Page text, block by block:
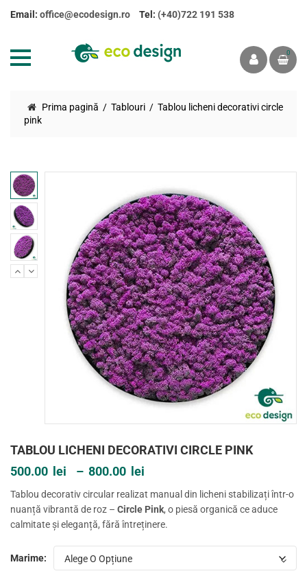
Email: office@ecodesign.ro Tel: (+40)722 191 538
0
Prima pagină Tablouri
Tablou licheni decorativi circle
pink
TABLOU LICHENI DECORATIVI CIRCLE PINK
500.00 lei – 800.00 lei
de
prețuri:
500.00lei
la
800.00lei
Tablou decorativ circular realizat manual din licheni stabilizați într-o
nuanță vibrantă de roz – Circle Pink, o piesă organică ce aduce
calmitate și eleganță, fără întreținere.
Marime: